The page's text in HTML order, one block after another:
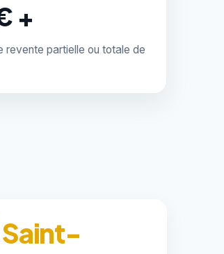
+
revente partielle ou totale de
Saint-